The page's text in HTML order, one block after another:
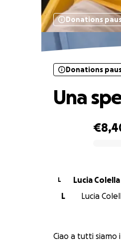
Donations
Donations
Una
L
Lucia Colella
L
Lucia
Ciao a tutti siamo